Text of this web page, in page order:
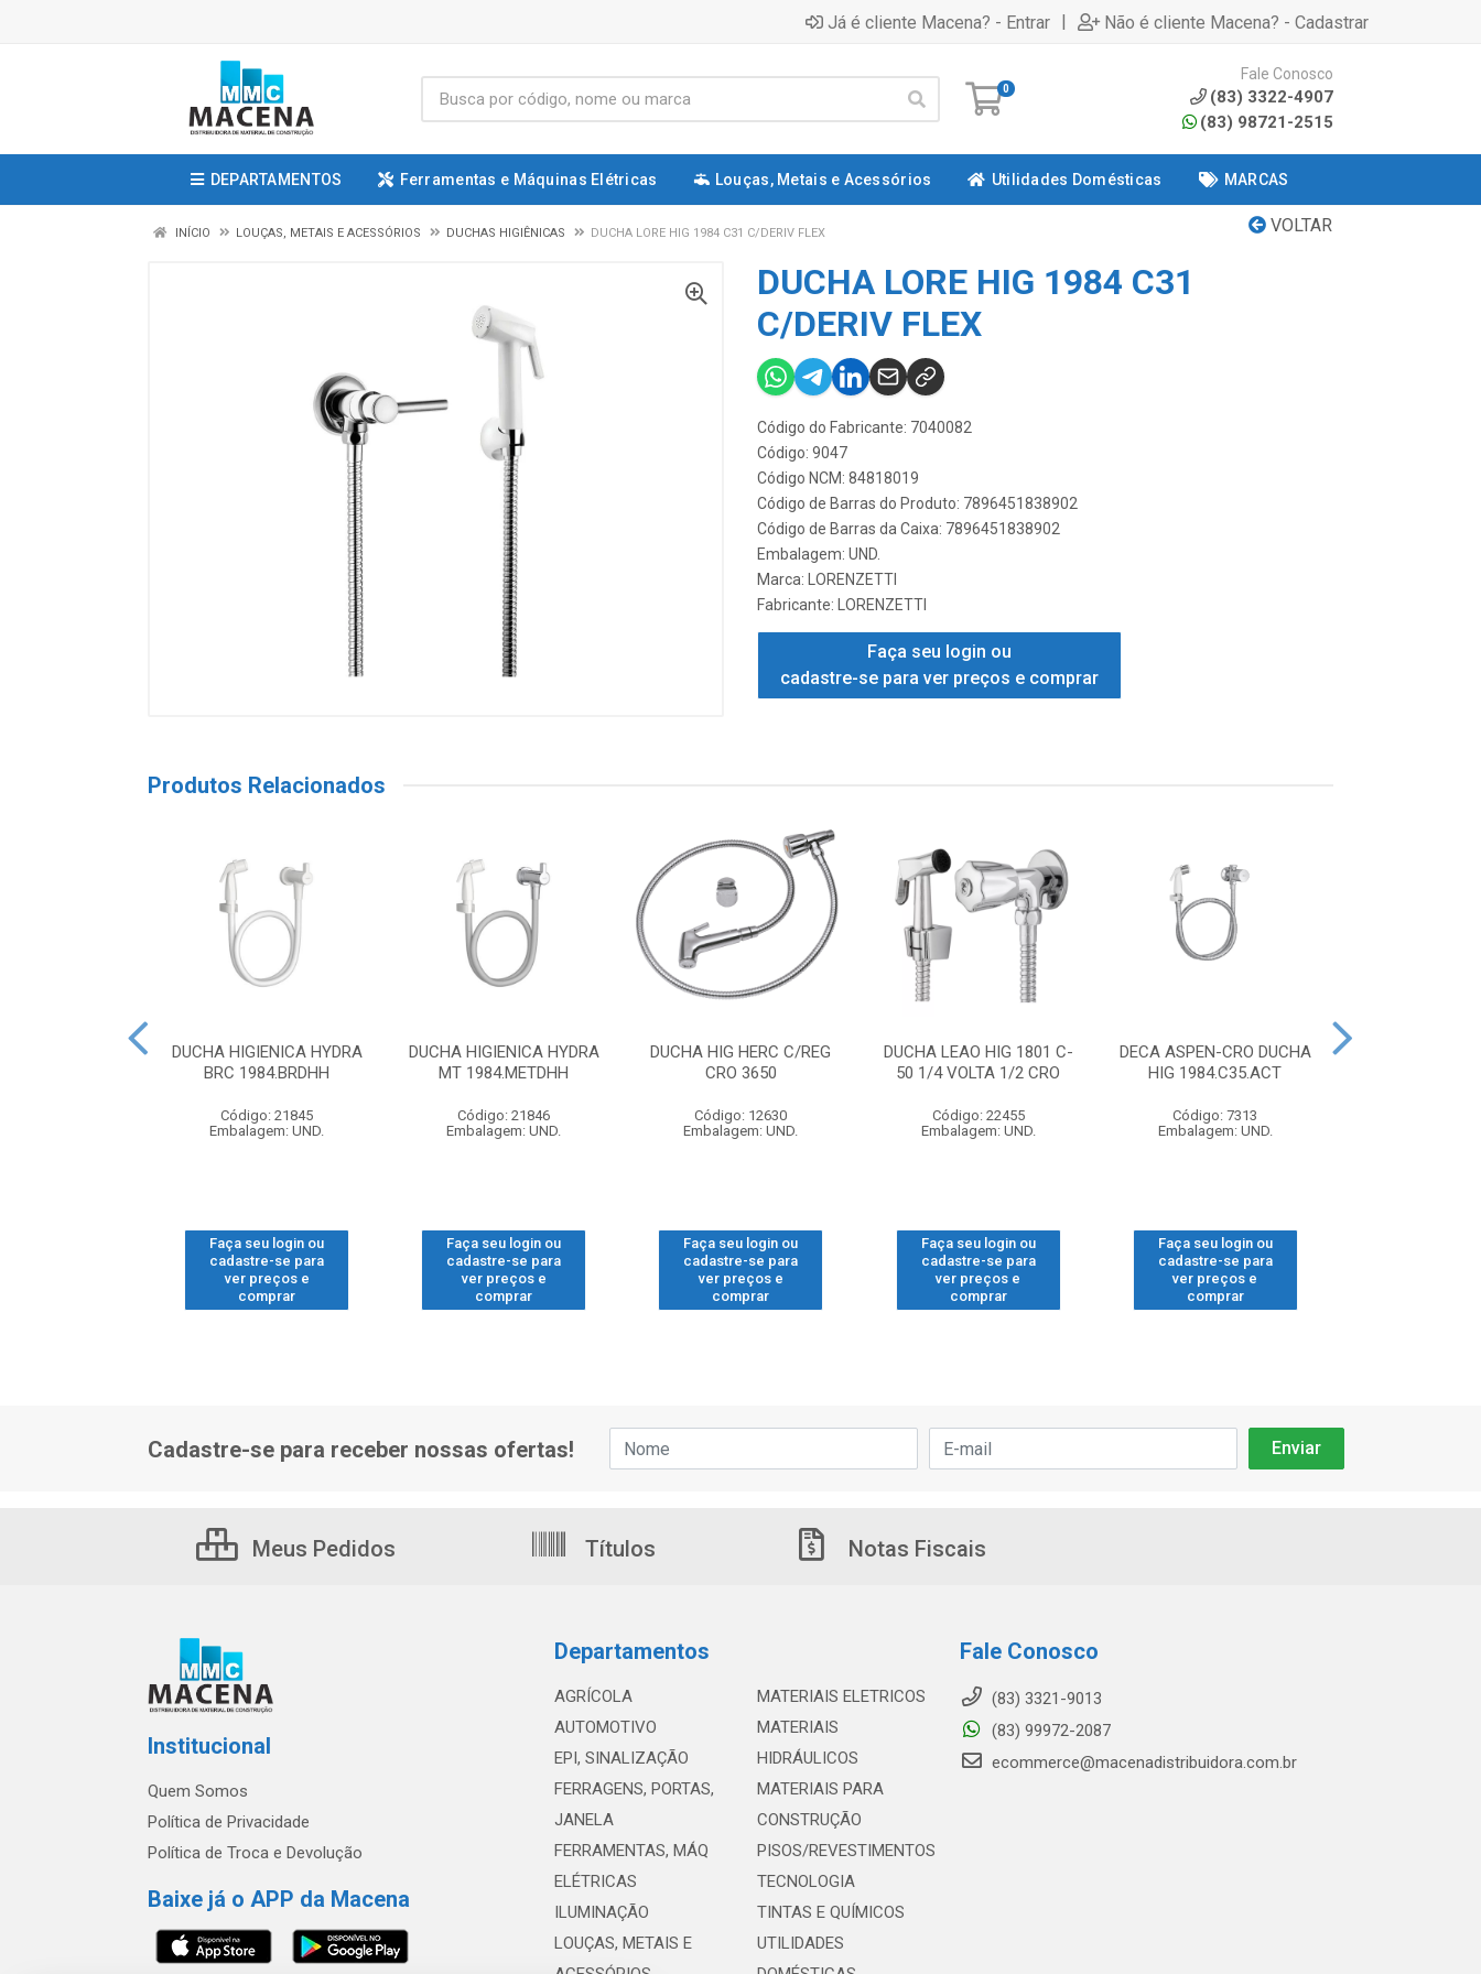
Já é cliente Macena? - Entrar | Não é cliente Macena? - Cadastrar
0
Fale Conosco
(83) 3322-4907
(83) 98721-2515
DEPARTAMENTOS Ferramentas e Máquinas Elétricas Louças, Metais e Acessórios Utilidades Domésticas MARCAS
VOLTAR
INÍCIO LOUÇAS, METAIS E ACESSÓRIOS DUCHAS HIGIÊNICAS DUCHA LORE HIG 1984 C31 C/DERIV FLEX
DUCHA LORE HIG 1984 C31
C/DERIV FLEX
Código do Fabricante: 7040082
Código: 9047
Código NCM: 84818019
Código de Barras do Produto: 7896451838902
Código de Barras da Caixa: 7896451838902
Embalagem: UND.
Marca:
LORENZETTI
Fabricante:
LORENZETTI
Faça seu login ou
cadastre-se para ver preços e comprar
Produtos Relacionados
DUCHA HIGIENICA HYDRA
BRC 1984.BRDHH
Código: 21845
Embalagem: UND.
Faça seu login ou
cadastre-se para
ver preços e
comprar
DUCHA HIGIENICA HYDRA
MT 1984.METDHH
Código: 21846
Embalagem: UND.
Faça seu login ou
cadastre-se para
ver preços e
comprar
DUCHA HIG HERC C/REG
CRO 3650
Código: 12630
Embalagem: UND.
Faça seu login ou
cadastre-se para
ver preços e
comprar
DUCHA LEAO HIG 1801 C-
50 1/4 VOLTA 1/2 CRO
Código: 22455
Embalagem: UND.
Faça seu login ou
cadastre-se para
ver preços e
comprar
DECA ASPEN-CRO DUCHA
HIG 1984.C35.ACT
Código: 7313
Embalagem: UND.
Faça seu login ou
cadastre-se para
ver preços e
comprar
Cadastre-se para receber nossas ofertas!
Meus Pedidos Títulos Notas Fiscais
Institucional
Quem Somos
Política de Privacidade
Política de Troca e Devolução
Baixe já o APP da Macena
Departamentos
AGRÍCOLA
AUTOMOTIVO
EPI, SINALIZAÇÃO
FERRAGENS, PORTAS,
JANELA
FERRAMENTAS, MÁQ
ELÉTRICAS
ILUMINAÇÃO
LOUÇAS, METAIS E
MATERIAIS ELETRICOS
MATERIAIS
HIDRÁULICOS
MATERIAIS PARA
CONSTRUÇÃO
PISOS/REVESTIMENTOS
TECNOLOGIA
TINTAS E QUÍMICOS
UTILIDADES
Fale Conosco
(83) 3321-9013
(83) 99972-2087
ecommerce@macenadistribuidora.com.br